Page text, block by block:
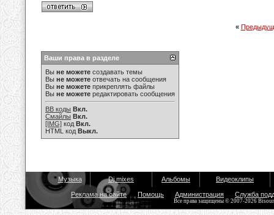
«
Ваши права в разделе
Вы не можете создавать темы
Вы не можете отвечать на сообщения
Вы не можете прикреплять файлы
Вы не можете редактировать сообщения
BB коды Вкл.
Смайлы Вкл.
[IMG] код Вкл.
HTML код Выкл.
Музыка Dj mixes Альбомы Видеоклипы
Реклама на сайте Помощь Администрация Служба
Все права защищены © 2007-2026